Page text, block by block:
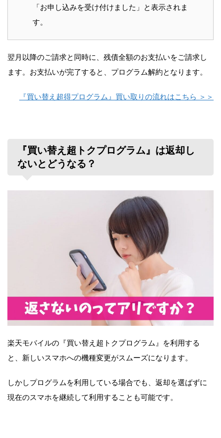
「お申し込みを受け付けました」と表示されま
す。
翌月以降のご請求と同時に、残債全額のお支払いをご請求し
ます。お支払いが完了すると、プログラム解約となります。
『買い替え超得プログラム』買い取りの流れはこちら ＞＞
『買い替え超トクプログラム』は返却し
ないとどうなる？
楽天モバイルの『買い替え超トクプログラム』を利用する
と、新しいスマホへの機種変更がスムーズになります。
しかしプログラムを利用している場合でも、返却を選ばずに
現在のスマホを継続して利用することも可能です。